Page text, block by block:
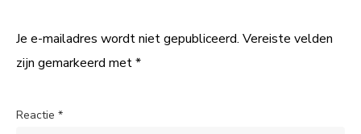
Je e-mailadres wordt niet gepubliceerd. Vereiste velden
zijn gemarkeerd met*
Reactie *